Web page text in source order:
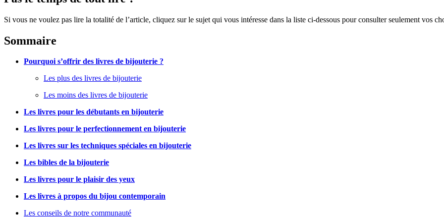
Si vous ne voulez pas lire la totalité de l’article, cliquez sur le sujet qui vous intéresse dans la liste ci-dessous pour consulter seulement vos
Sommaire
Pourquoi s’offrir des livres de bijouterie ?
Les plus des livres de bijouterie
Les moins des livres de bijouterie
Les livres pour les débutants en bijouterie
Les livres pour le perfectionnement en bijouterie
Les livres sur les techniques spéciales en bijouterie
Les bibles de la bijouterie
Les livres pour le plaisir des yeux
Les livres à propos du bijou contemporain
Les conseils de notre communauté